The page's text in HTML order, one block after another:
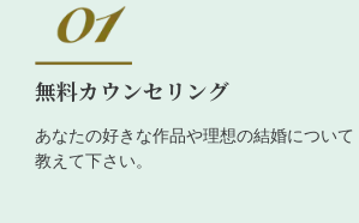
無料カウンセリング
あなたの好きな作品や理想の結婚について
教えて下さい。